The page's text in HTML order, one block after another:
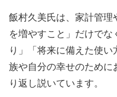
飯村久美氏は、家計管理
を増やすこと」だけでな
り」「将来に備えた使
族や自分の幸せのために
り返し説いています。